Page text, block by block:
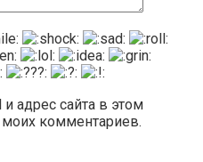
адрес сайта в этом
комментариев.